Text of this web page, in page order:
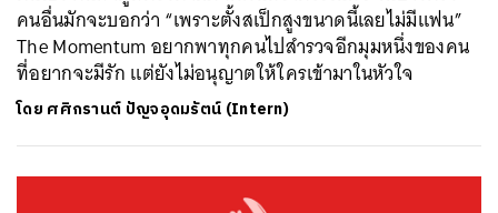
คนอื่นมักจะบอกว่า “เพราะตั้งสเป็กสูงขนาดนี้เลยไม่มีแฟน”
The Momentum อยากพาทุกคนไปสำรวจอีกมุมหนึ่งของคน
ที่อยากจะมีรัก แต่ยังไม่อนุญาตให้ใครเข้ามาในหัวใจ
โดย ศศิกรานต์ ปัญจอุดมรัตน์ (Intern)